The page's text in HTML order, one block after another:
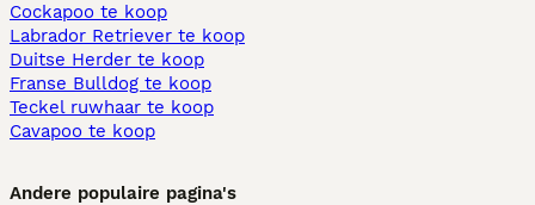
Cockapoo te koop
Labrador Retriever te koop
Duitse Herder te koop
Franse Bulldog te koop
Teckel ruwhaar te koop
Cavapoo te koop
Andere populaire pagina's